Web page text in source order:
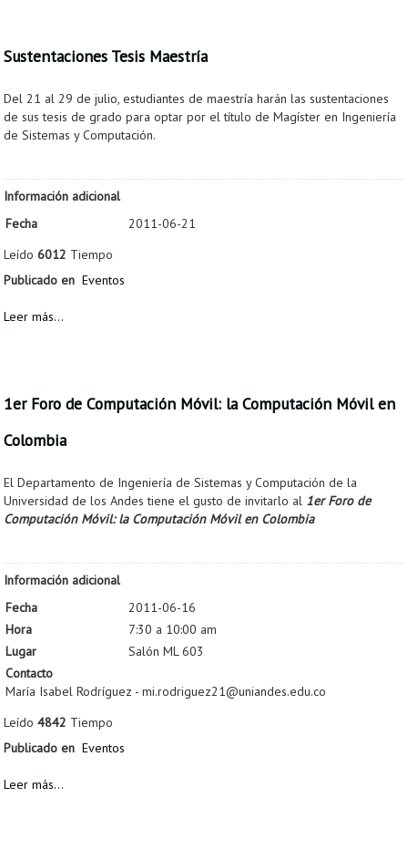
Sustentaciones Tesis Maestría
Del 21 al 29 de julio, estudiantes de maestría harán las sustentaciones
de sus tesis de grado para optar por el título de Magíster en Ingeniería
de Sistemas y Computación.
Información adicional
Fecha
2011-06-21
Leído 6012 Tiempo
Publicado en Eventos
Leer más...
1er Foro de Computación Móvil: la Computación Móvil en
Colombia
El Departamento de Ingeniería de Sistemas y Computación de la
Universidad de los Andes tiene el gusto de invitarlo al 1er Foro de
Computación Móvil: la Computación Móvil en Colombia
Información adicional
Fecha
2011-06-16
Hora
7:30 a 10:00 am
Lugar
Salón ML 603
Contacto
María Isabel Rodríguez - mi.rodriguez21@uniandes.edu.co
Leído 4842 Tiempo
Publicado en Eventos
Leer más...